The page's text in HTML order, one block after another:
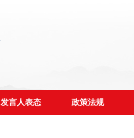
发言人表态 政策法规